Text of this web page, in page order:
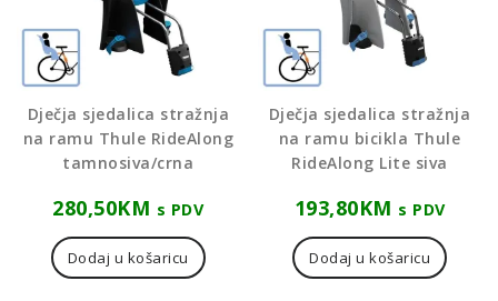
Dječja sjedalica stražnja
na ramu Thule RideAlong
tamnosiva/crna
280,50KM s PDV
Dodaj u košaricu
Dječja sjedalica stražnja
na ramu bicikla Thule
RideAlong Lite siva
193,80KM s PDV
Dodaj u košaricu